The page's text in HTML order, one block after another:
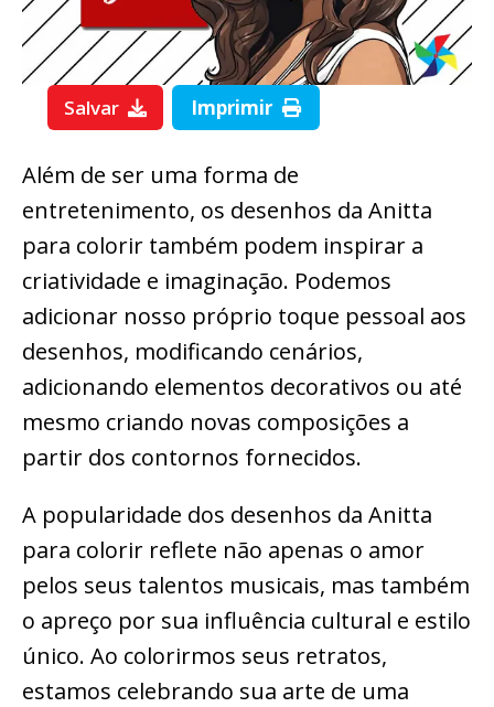
Salvar Imprimir
Além de ser uma forma de
entretenimento, os desenhos da Anitta
para colorir também podem inspirar a
criatividade e imaginação. Podemos
adicionar nosso próprio toque pessoal aos
desenhos, modificando cenários,
adicionando elementos decorativos ou até
mesmo criando novas composições a
partir dos contornos fornecidos.
A popularidade dos desenhos da Anitta
para colorir reflete não apenas o amor
pelos seus talentos musicais, mas também
o apreço por sua influência cultural e estilo
único. Ao colorirmos seus retratos,
estamos celebrando sua arte de uma